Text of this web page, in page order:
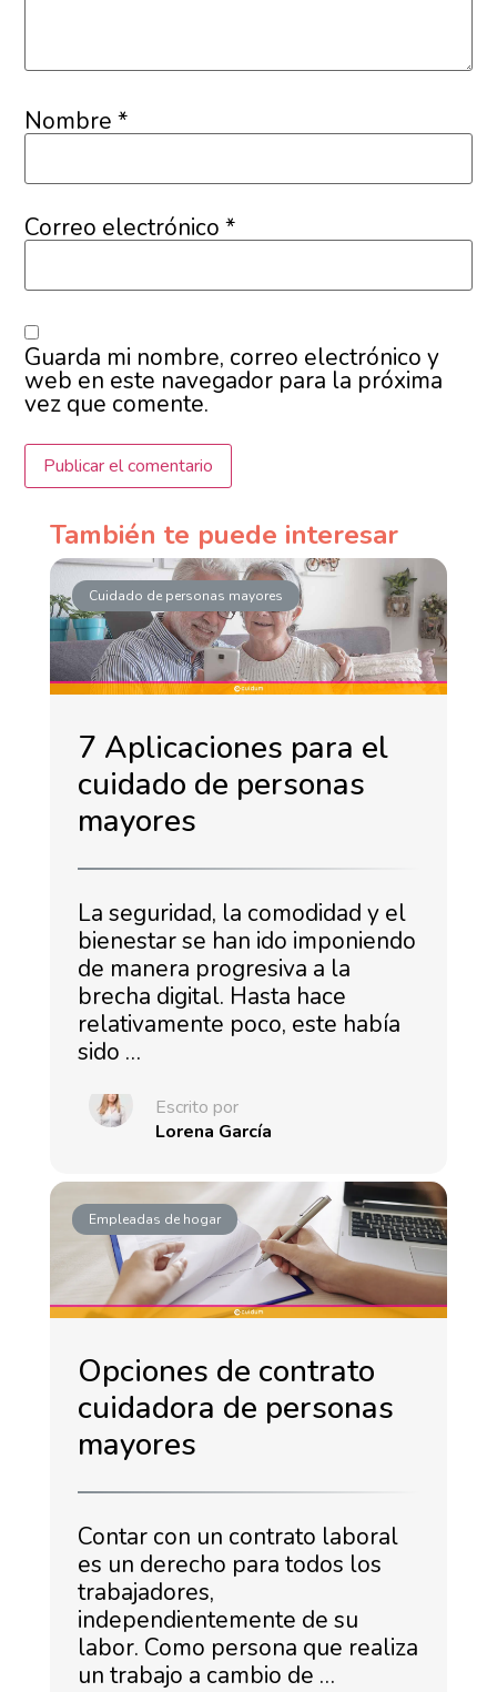
Nombre*
Correo electrónico*
Guarda mi nombre, correo electrónico y
web en este navegador para la próxima
vez que comente.
También te puede interesar
Cuidado de personas mayores
7 Aplicaciones para el
cuidado de personas
mayores
La seguridad, la comodidad y el
bienestar se han ido imponiendo
de manera progresiva a la
brecha digital. Hasta hace
relativamente poco, este había
sido …
Escrito por
Lorena García
Empleadas de hogar
Opciones de contrato
cuidadora de personas
mayores
Contar con un contrato laboral
es un derecho para todos los
trabajadores,
independientemente de su
labor. Como persona que realiza
un trabajo a cambio de …